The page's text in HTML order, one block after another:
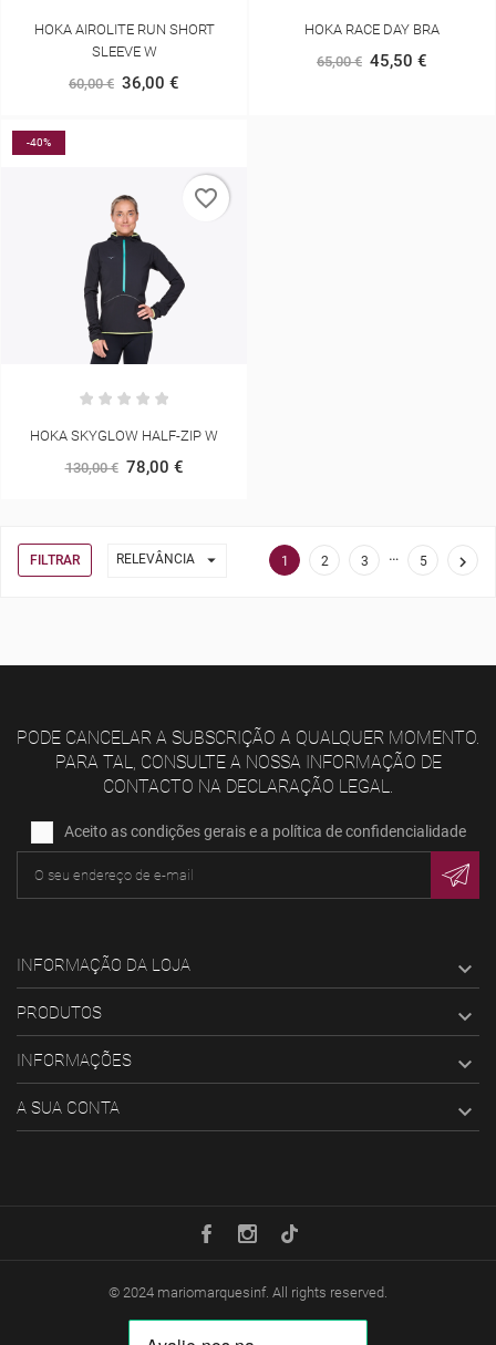
HOKA AIROLITE RUN SHORT
SLEEVE W
60,00 € 36,00 €
HOKA RACE DAY BRA
65,00 € 45,50 €
-40%
HOKA SKYGLOW HALF-ZIP W
130,00 € 78,00 €
favorite_border
FILTRAR RELEVÂNCIA  1 2 3 … 5 
PODE CANCELAR A SUBSCRIÇÃO A QUALQUER MOMENTO.
PARA TAL, CONSULTE A NOSSA INFORMAÇÃO DE
CONTACTO NA DECLARAÇÃO LEGAL.
Aceito as condições gerais e a política de confidencialidade
INFORMAÇÃO DA LOJA 
PRODUTOS 
INFORMAÇÕES 
A SUA CONTA 
© 2024 mariomarquesinf. All rights reserved.